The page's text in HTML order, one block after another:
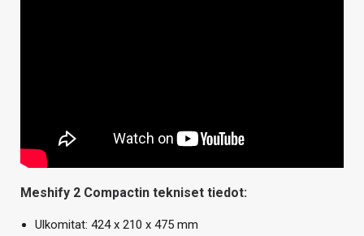
Meshify 2 Compactin tekniset tiedot:
Ulkomitat: 424 x 210 x 475 mm